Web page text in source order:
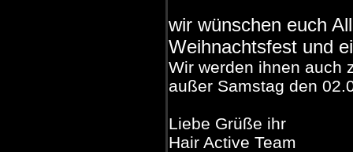
wir wünschen euch
Weihnachtsfest und
Wir werden ihnen auch
außer Samstag den
Liebe Grüße ihr
Hair Active Team